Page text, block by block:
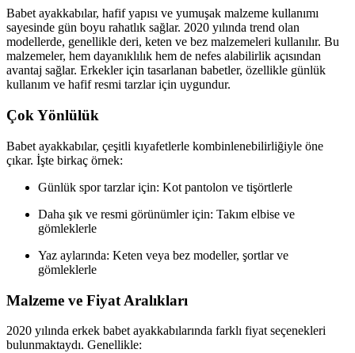
Babet ayakkabılar, hafif yapısı ve yumuşak malzeme kullanımı
sayesinde gün boyu rahatlık sağlar. 2020 yılında trend olan
modellerde, genellikle deri, keten ve bez malzemeleri kullanılır. Bu
malzemeler, hem dayanıklılık hem de nefes alabilirlik açısından
avantaj sağlar. Erkekler için tasarlanan babetler, özellikle günlük
kullanım ve hafif resmi tarzlar için uygundur.
Çok Yönlülük
Babet ayakkabılar, çeşitli kıyafetlerle kombinlenebilirliğiyle öne
çıkar. İşte birkaç örnek:
Günlük spor tarzlar için: Kot pantolon ve tişörtlerle
Daha şık ve resmi görünümler için: Takım elbise ve
gömleklerle
Yaz aylarında: Keten veya bez modeller, şortlar ve
gömleklerle
Malzeme ve Fiyat Aralıkları
2020 yılında erkek babet ayakkabılarında farklı fiyat seçenekleri
bulunmaktaydı. Genellikle: